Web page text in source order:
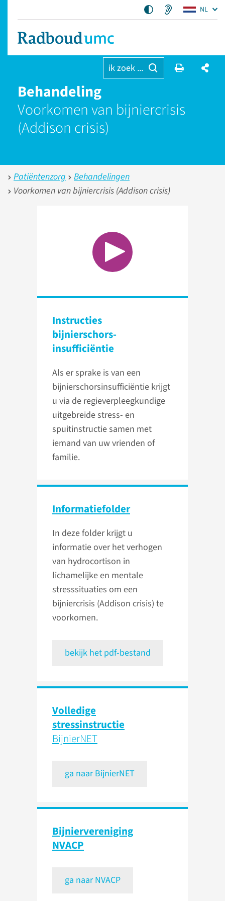
NL
ik zoek ...
Behandeling
Voorkomen van bijniercrisis
(Addison crisis)
Patiëntenzorg
Behandelingen
Voorkomen van bijniercrisis (Addison crisis)
Instructies
bijnierschors­
insufficiëntie
Als er sprake is van een
bijnierschorsinsufficiëntie krijgt
u via de regieverpleegkundige
uitgebreide stress- en
spuitinstructie samen met
iemand van uw vrienden of
familie.
Informatiefolder
In deze folder krijgt u
informatie over het verhogen
van hydrocortison in
lichamelijke en mentale
stresssituaties om een
bijniercrisis (Addison crisis) te
voorkomen.
bekijk het pdf-bestand
Volledige
stressinstructie
BijnierNET
ga naar BijnierNET
Bijnier­vereniging
NVACP
ga naar NVACP